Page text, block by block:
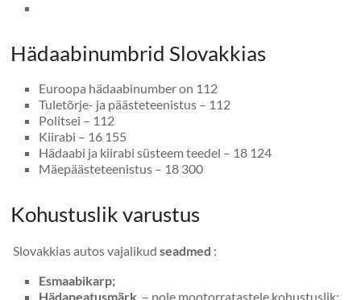
Hädaabinumbrid Slovakkias
Euroopa hädaabinumber on 112
Tuletõrje- ja päästeteenistus – 112
Politsei – 112
Kiirabi – 16 155
Hädaabi ja kiirabi süsteem teedel – 18 124
Mäepäästeteenistus – 18 300
Kohustuslik varustus
Slovakkias autos vajalikudseadmed :
Esmaabikarp;
Hädapeatusmärk – pole mootorratastele kohustuslik;